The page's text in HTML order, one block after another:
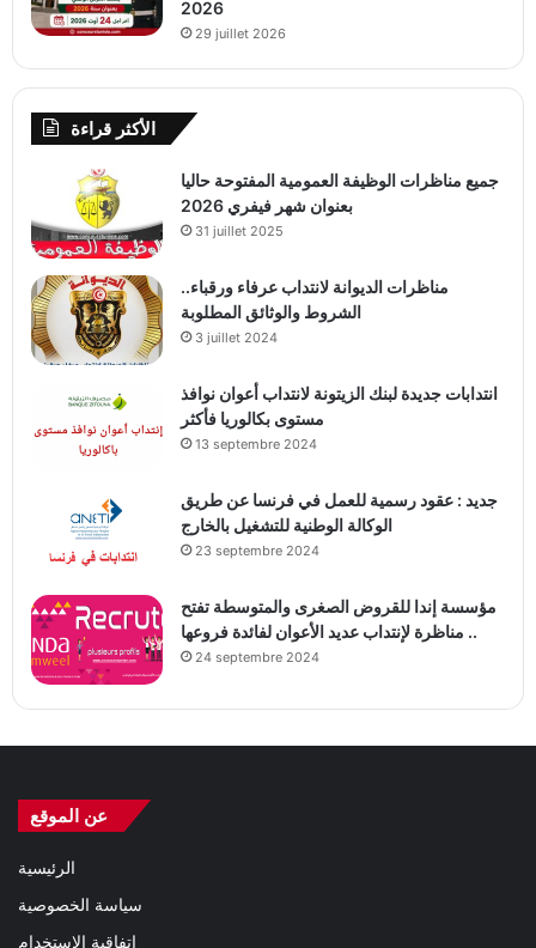
2026
29 juillet 2026
الأكثر قراءة
جميع مناظرات الوظيفة العمومية المفتوحة حاليا
بعنوان شهر فيفري 2026
31 juillet 2025
مناظرات الديوانة لانتداب عرفاء ورقباء..
الشروط والوثائق المطلوبة
3 juillet 2024
انتدابات جديدة لبنك الزيتونة لانتداب أعوان نوافذ
مستوى بكالوريا فأكثر
13 septembre 2024
جديد : عقود رسمية للعمل في فرنسا عن طريق
الوكالة الوطنية للتشغيل بالخارج
23 septembre 2024
مؤسسة إندا للقروض الصغرى والمتوسطة تفتح
مناظرة لإنتداب عديد الأعوان لفائدة فروعها ..
24 septembre 2024
عن الموقع
الرئيسية
سياسة الخصوصية
اتفاقية الاستخدام